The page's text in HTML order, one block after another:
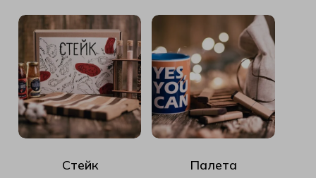
У кошику немає
товарів.
Стейк
Палета